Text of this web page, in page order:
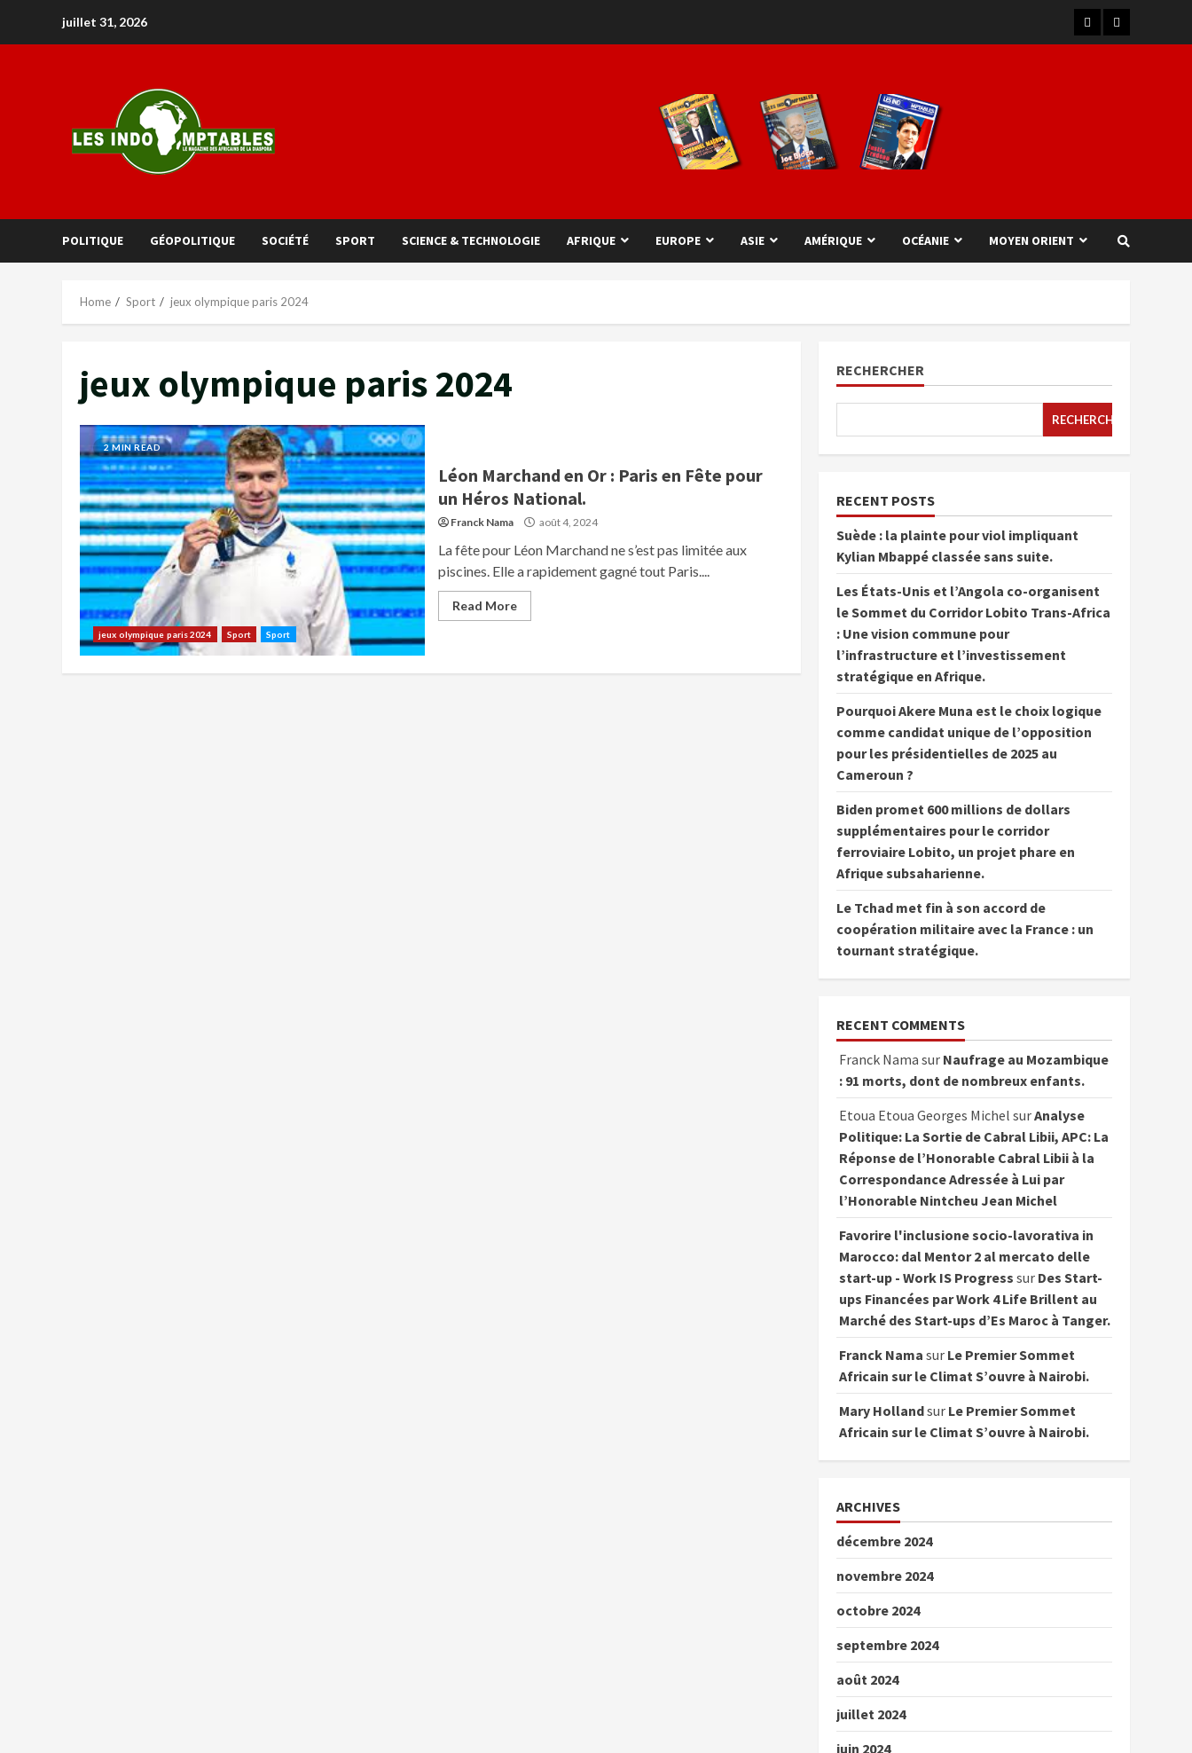
juillet 31, 2026
POLITIQUE GÉOPOLITIQUE SOCIÉTÉ SPORT SCIENCE & TECHNOLOGIE AFRIQUE EUROPE ASIE AMÉRIQUE OCÉANIE MOYEN ORIENT
Home Sport jeux olympique paris 2024
jeux olympique paris 2024
2 MIN READ
jeux olympique paris 2024 Sport Sport
Léon Marchand en Or : Paris en Fête pour
un Héros National.
Franck Nama août 4, 2024
La fête pour Léon Marchand ne s’est pas limitée aux
piscines. Elle a rapidement gagné tout Paris....
Read More
RECHERCHER
RECHERCHER
RECENT POSTS
Suède : la plainte pour viol impliquant
Kylian Mbappé classée sans suite.
Les États-Unis et l’Angola co-organisent
le Sommet du Corridor Lobito Trans-Africa
: Une vision commune pour
l’infrastructure et l’investissement
stratégique en Afrique.
Pourquoi Akere Muna est le choix logique
comme candidat unique de l’opposition
pour les présidentielles de 2025 au
Cameroun ?
Biden promet 600 millions de dollars
supplémentaires pour le corridor
ferroviaire Lobito, un projet phare en
Afrique subsaharienne.
Le Tchad met fin à son accord de
coopération militaire avec la France : un
tournant stratégique.
RECENT COMMENTS
Franck Nama sur Naufrage au Mozambique
: 91 morts, dont de nombreux enfants.
Etoua Etoua Georges Michel surAnalyse
Politique: La Sortie de Cabral Libii, APC: La
Réponse de l’Honorable Cabral Libii à la
Correspondance Adressée à Lui par
l’Honorable Nintcheu Jean Michel
Favorire l'inclusione socio-lavorativa in
Marocco: dal Mentor 2 al mercato delle
start-up - Work IS Progress sur Des Start-
ups Financées par Work 4 Life Brillent au
Marché des Start-ups d’Es Maroc à Tanger.
Franck Nama sur Le Premier Sommet
Africain sur le Climat S’ouvre à Nairobi.
Mary Hollandsur Le Premier Sommet
Africain sur le Climat S’ouvre à Nairobi.
ARCHIVES
décembre 2024
novembre 2024
octobre 2024
septembre 2024
août 2024
juillet 2024
juin 2024